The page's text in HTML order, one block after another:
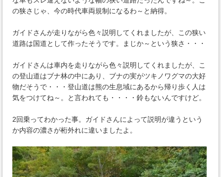
の狭さじゃ、今の時代車両規制になるわ～と納得。
ガイドさんが走りながら色々説明してくれましたが、この狭い
道路は国道として作ったそうです。まじか～という狭さ・・・
ガイドさんは車内を走りながら色々説明してくれましたが、こ
の登山道はブナ林の中にあり、ブナの実がツキノワグマの大好
物だそうで・・・登山道は熊の生息域にあるから帰り歩く人は
気をつけてね～。と言われても・・・・鈴もないんですけど。
2回乗ってわかった事。ガイドさんによって説明が違うという
か内容の濃さが桁外れに違いましたよ。